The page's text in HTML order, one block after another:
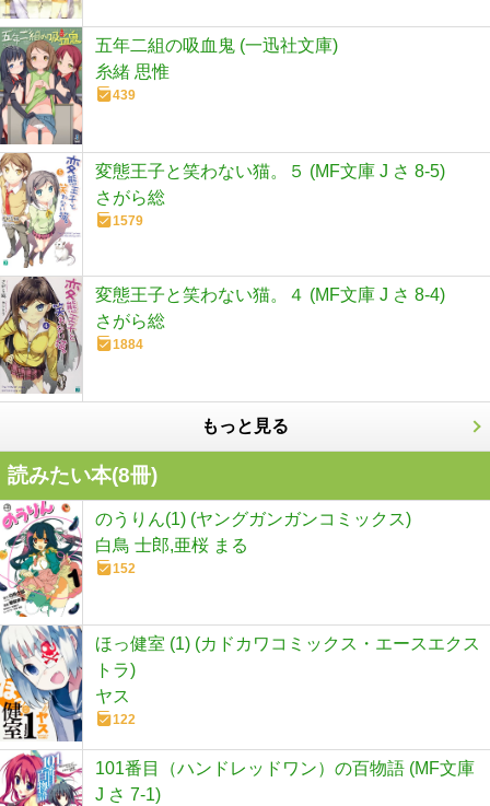
五年二組の吸血鬼 (一迅社文庫)
糸緒 思惟
439
変態王子と笑わない猫。５ (MF文庫 J さ 8-5)
さがら総
1579
変態王子と笑わない猫。４ (MF文庫 J さ 8-4)
さがら総
1884
もっと見る
読みたい本(8冊)
のうりん(1) (ヤングガンガンコミックス)
白鳥 士郎,亜桜 まる
152
ほっ健室 (1) (カドカワコミックス・エースエクス
トラ)
ヤス
122
101番目（ハンドレッドワン）の百物語 (MF文庫
J さ 7-1)